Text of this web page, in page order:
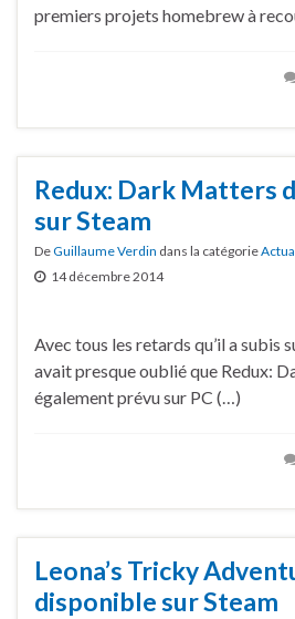
premiers projets homebrew à
Redux: Dark Matters
sur Steam
DeGuillaume Verdin dans la catégorie
14 décembre 2014
Avec tous les retards qu’il a subis
avait presque oublié que Redux:
également prévu sur PC (…)
Leona’s Tricky
disponible sur Steam